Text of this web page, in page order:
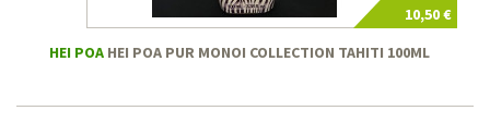
10,50 €
HEI POA HEI POA PUR MONOI COLLECTION TAHITI 100ML